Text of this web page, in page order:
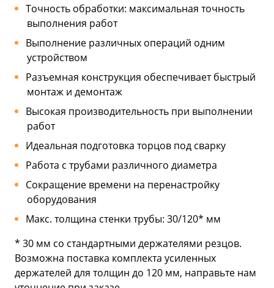
Точность обработки: максимальная точность
выполнения работ
Выполнение различных операций одним
устройством
Разъемная конструкция обеспечивает быстрый
монтаж и демонтаж
Высокая производительность при выполнении
работ
Идеальная подготовка торцов под сварку
Работа с трубами различного диаметра
Сокращение времени на перенастройку
оборудования
Макс. толщина стенки трубы: 30/120* мм
* 30 мм со стандартными держателями резцов.
Возможна поставка комплекта усиленных
держателей для толщин до 120 мм, направьте нам